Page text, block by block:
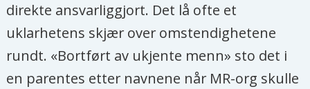
direkte ansvarliggjort. Det lå ofte et
uklarhetens skjær over omstendighetene
rundt. «Bortført av ukjente menn» sto det i
en parentes etter navnene når MR-org skulle